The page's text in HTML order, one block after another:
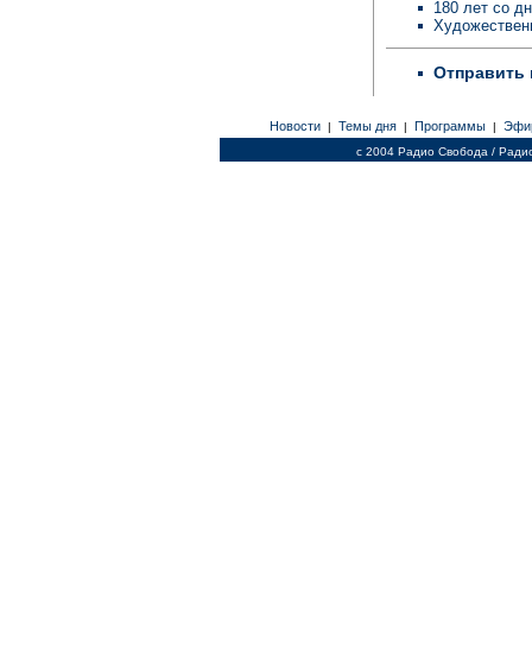
180 лет со
Отправить
Новости | Темы дня | Программы |
c 2004 Радио Свобода /